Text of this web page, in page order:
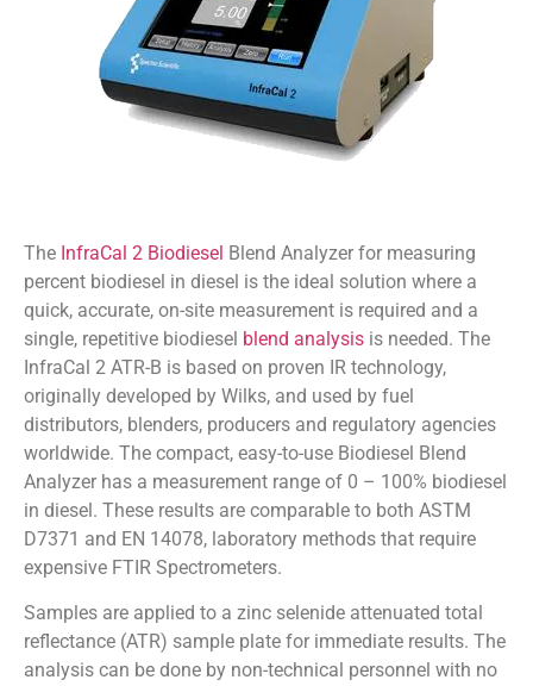
The InfraCal 2 Biodiesel Blend Analyzer for measuring
percent biodiesel in diesel is the ideal solution where a
quick, accurate, on-site measurement is required and a
single, repetitive biodiesel blend analysis is needed. The
InfraCal 2 ATR-B is based on proven IR technology,
originally developed by Wilks, and used by fuel
distributors, blenders, producers and regulatory agencies
worldwide. The compact, easy-to-use Biodiesel Blend
Analyzer has a measurement range of 0 – 100% biodiesel
in diesel. These results are comparable to both ASTM
D7371 and EN 14078, laboratory methods that require
expensive FTIR Spectrometers.
Samples are applied to a zinc selenide attenuated total
reflectance (ATR) sample plate for immediate results. The
analysis can be done by non-technical personnel with no